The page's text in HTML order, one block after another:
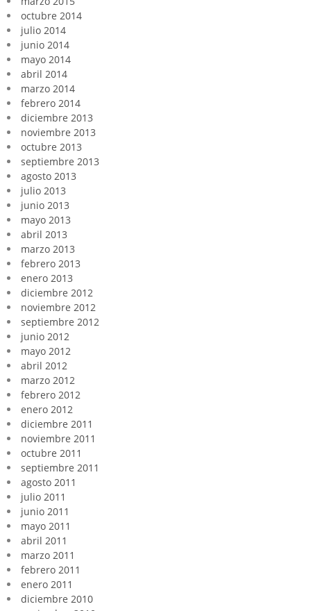
octubre 2014
julio 2014
junio 2014
mayo 2014
abril 2014
marzo 2014
febrero 2014
diciembre 2013
noviembre 2013
octubre 2013
septiembre 2013
agosto 2013
julio 2013
junio 2013
mayo 2013
abril 2013
marzo 2013
febrero 2013
enero 2013
diciembre 2012
noviembre 2012
septiembre 2012
junio 2012
mayo 2012
abril 2012
marzo 2012
febrero 2012
enero 2012
diciembre 2011
noviembre 2011
octubre 2011
septiembre 2011
agosto 2011
julio 2011
junio 2011
mayo 2011
abril 2011
marzo 2011
febrero 2011
enero 2011
diciembre 2010